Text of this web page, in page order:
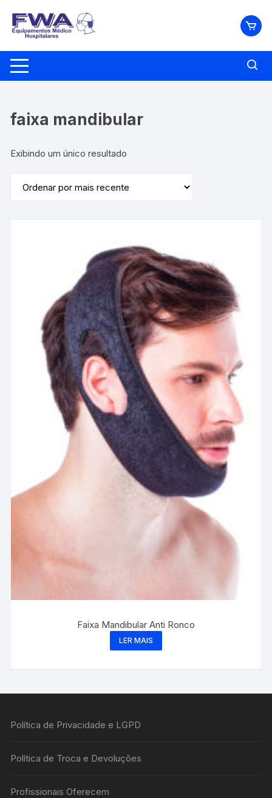
para
conteúdo
faixa mandibular
Exibindo um único resultado
Faixa Mandibular Anti Ronco
LER MAIS
Política de Privacidade e LGPD
Política de Troca e Devoluções
Profissionais Oferecem